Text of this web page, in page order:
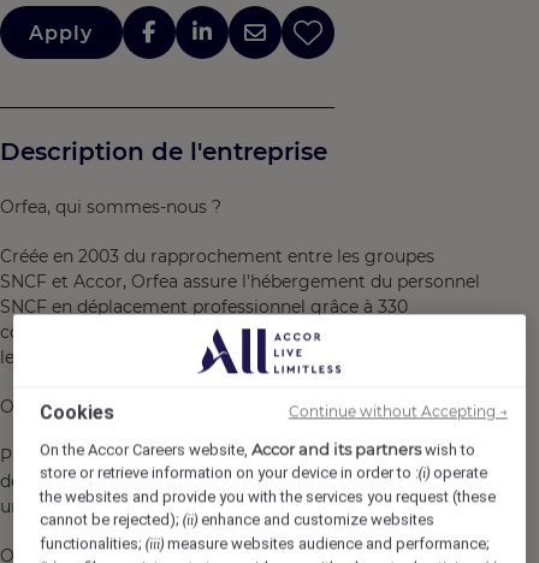
Apply
Description de l'entreprise
Orfea, qui sommes-nous ?
Créée en 2003 du rapprochement entre les groupes
SNCF et Accor, Orfea assure l'hébergement du personnel
SNCF en déplacement professionnel grâce à 330
collaborateurs exerçant leur métier avec passion sur tout
le territoire national.
Orfea, quelles sont nos missions ?
Proposer un hébergement sur-mesure au sein du réseau
des résidences Orfea et des prestataires hôteliers pour
une activité d 1.3 million de nuitées/an.
Offrir des solutions clef en main pour l'organisation de
Cookies
On the Accor Careers website,Accor and its partnerswish to
store or retrieve information on your device in order to :(i) operate
the websites and provide you with the services you request (these
cannot be rejected);(ii) enhance and customize websites
functionalities;(iii) measure websites audience and performance;
Continue without Accepting →